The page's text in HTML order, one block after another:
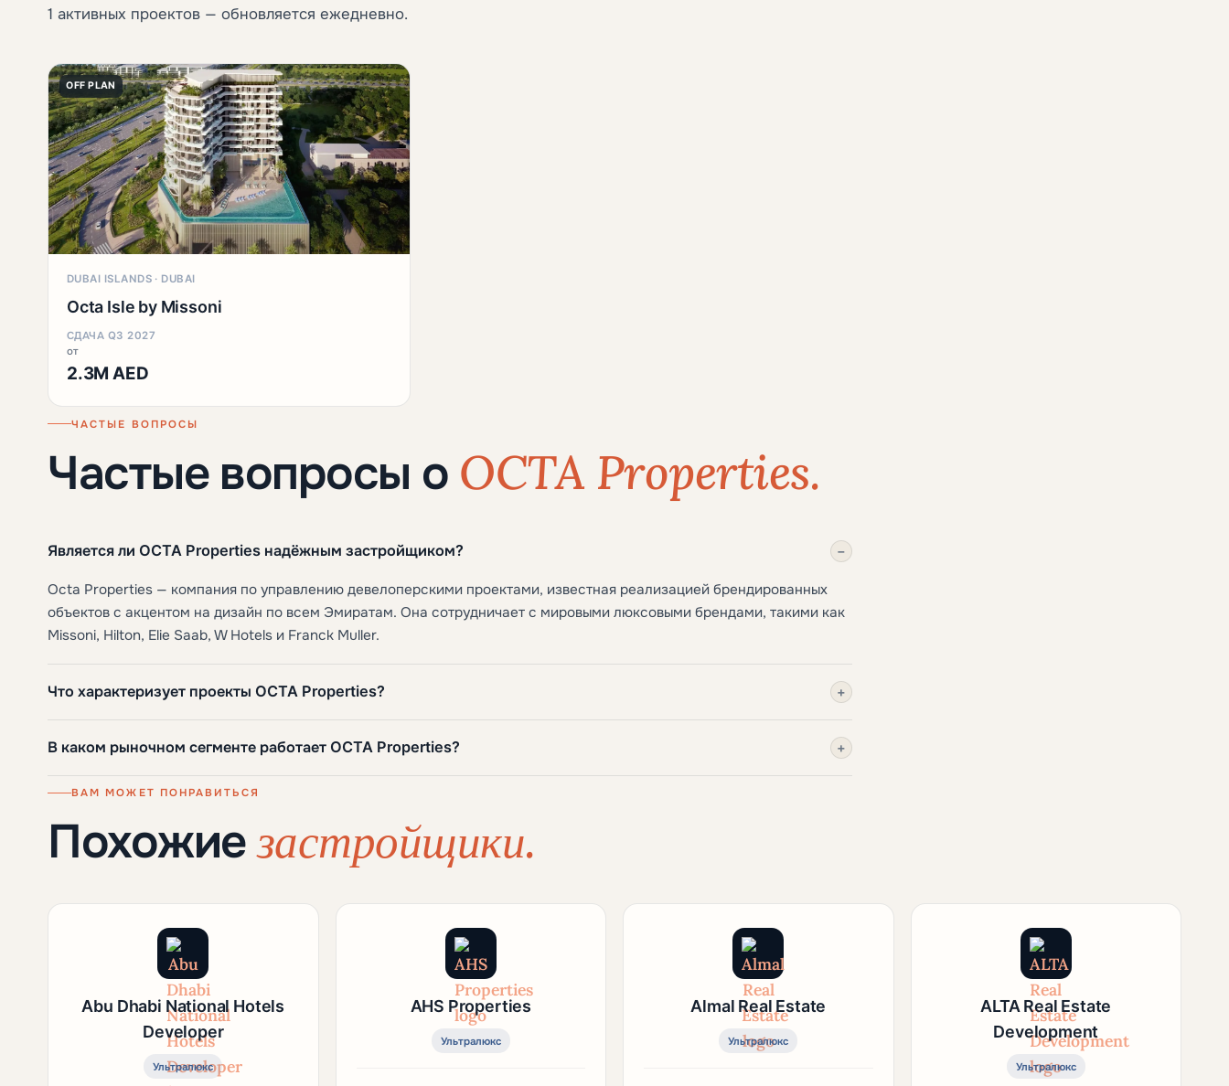
1 активных проектов — обновляется ежедневно.
OFF PLAN
DUBAI ISLANDS · DUBAI
Octa Isle by Missoni
СДАЧА Q3 2027
от
2.3M AED
ЧАСТЫЕ ВОПРОСЫ
Частые вопросы о OCTA Properties.
Является ли OCTA Properties надёжным застройщиком? −
Octa Properties — компания по управлению девелоперскими проектами, известная реализацией брендированных
объектов с акцентом на дизайн по всем Эмиратам. Она сотрудничает с мировыми люксовыми брендами, такими как
Missoni, Hilton, Elie Saab, W Hotels и Franck Muller.
Что характеризует проекты OCTA Properties? +
В каком рыночном сегменте работает OCTA Properties? +
ВАМ МОЖЕТ ПОНРАВИТЬСЯ
Похожиезастройщики.
Abu Dhabi National Hotels
Developer
Ультралюкс
AHS Properties
Ультралюкс
Almal Real Estate
Ультралюкс
ALTA Real Estate
Development
Ультралюкс